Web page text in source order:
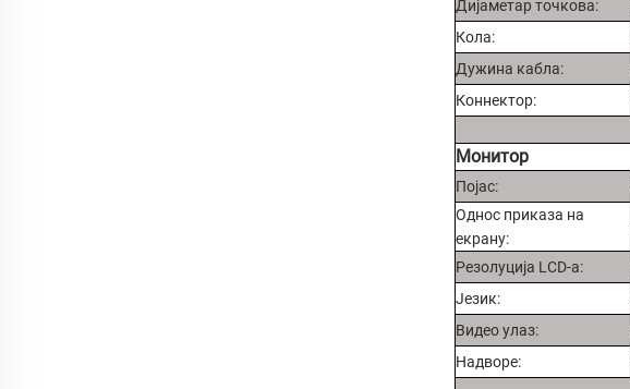
Дијаметар точкова:
Кола:
Дужина кабла:
Коннектор:
Монитор
Појас:
Однос приказа на
екрану:
Резолуција LCD-а:
Језик:
Видео улаз:
Надворе: